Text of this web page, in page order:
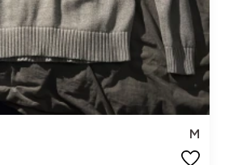
M